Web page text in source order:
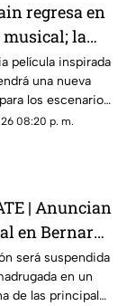
regresa en
la
Prince
película inspirada
una nueva
los escenarios
distinto al de
08:20 p. m.
| Anuncian
en Bernardo
este será el
será suspendida
en un
de las principales